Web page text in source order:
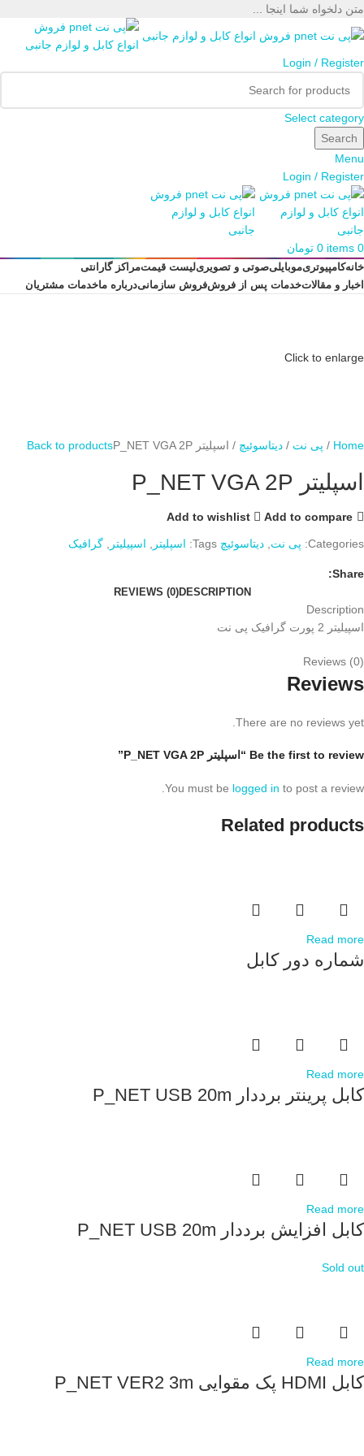
متن دلخواه شما اینجا ...
Login / Register
Select category
Search
Menu
Login / Register
0
items
0 تومان
خانهکامپیوتریموبایلیصوتی و تصویریلیست قیمتمراکز گارانتی
اخبار و مقالاتخدمات پس از فروشفروش سازمانیدرباره ماخدمات مشتریان
Click to enlarge
Home پی نت دیتاسوئیچ اسپلیتر P_NET VGA 2P Back to products
اسپلیتر P_NET VGA 2P
Add to compare
Add to wishlist
Categories: پی نت, دیتاسوئیچ Tags: اسپلیتر , اسپیلیتر , گرافیک
Share:
DESCRIPTION
REVIEWS (0)
Description
اسپیلیتر 2 پورت گرافیک پی نت
Reviews (0)
Reviews
There are no reviews yet.
Be the first to review “اسپلیتر P_NET VGA 2P”
You must be logged in to post a review.
Related products
Read more
شماره دور کابل
Read more
کابل پرینتر برددار P_NET USB 20m
Read more
کابل افزایش برددار P_NET USB 20m
Sold out
Read more
کابل HDMI پک مقوایی P_NET VER2 3m